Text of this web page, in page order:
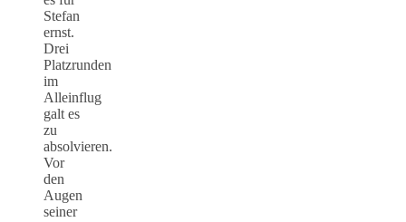
Stefan
ernst.
Drei
Platzrunden
im
Alleinflug
galt es
zu
absolvieren.
Vor
den
Augen
seiner